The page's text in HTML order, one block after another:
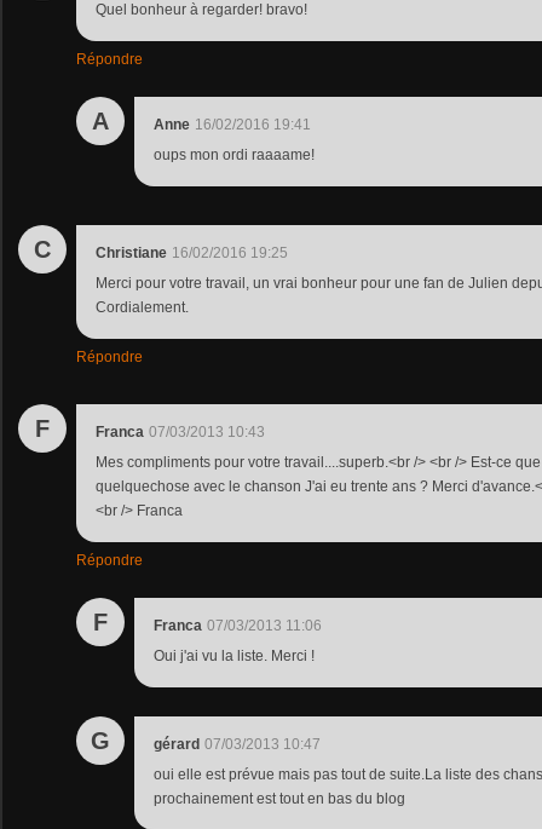
Quel bonheur à regarder! bravo!
Répondre
A Anne 16/02/2016 19:41
oups mon ordi raaaame!
C Christiane 16/02/2016 19:25
Merci pour votre travail, un vrai bonheur pour une fan de Julien
Cordialement.
Répondre
F Franca 07/03/2013 10:43
Mes compliments pour votre travail....superb.<br /> <br /> Est-ce
quelquechose avec le chanson J'ai eu trente ans ? Merci
<br /> Franca
Répondre
F Franca 07/03/2013 11:06
Oui j'ai vu la liste. Merci !
G gérard 07/03/2013 10:47
oui elle est prévue mais pas tout de suite.La liste des
prochainement est tout en bas du blog